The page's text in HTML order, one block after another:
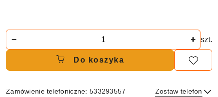
szt.
Do koszyka
Zamówienie telefoniczne: 533293557 Zostaw telefon